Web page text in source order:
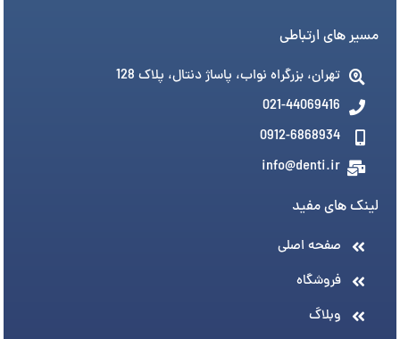
مسیر های ارتباطی
تهران، بزرگراه نواب، پاساژ دنتال، پلاک 128
021-44069416
0912-6868934
info@denti.ir
لینک های مفید
صفحه اصلی
فروشگاه
وبلاگ